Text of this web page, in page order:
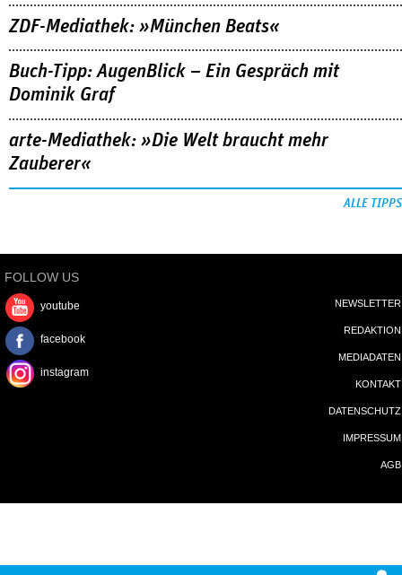
ZDF-Mediathek: »München Beats«
Buch-Tipp: AugenBlick – Ein Gespräch mit
Dominik Graf
arte-Mediathek: »Die Welt braucht mehr
Zauberer«
ALLE TIPPS
FOLLOW US
youtube
facebook
instagram
NEWSLETTER
REDAKTION
MEDIADATEN
KONTAKT
DATENSCHUTZ
IMPRESSUM
AGB